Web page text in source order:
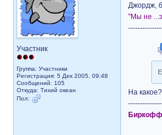
Участник
Группа: Участники
Регистрация: 5 Дек 2005, 09:48
Сообщений: 105
Откуда: Тихий океан
Пол:
Джордж,
"Мы не
На какое?
Биркофф